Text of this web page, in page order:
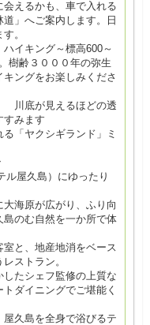
えるかも、車で入れる
」へご案内します。日
。
イキング～標高600～
樹齢３０００年の弥生
ングをお楽しみくださ
川底が見えるほどの透
すみます
「ヤクシギランド」ミ
ル屋久島）にゆったり
海原が広がり、ふり向
島のむ自然を一か所で体
と、地産地消をベース
ストラン。
たシェフ監修の上質な
ダイニングでご堪能く
久島を全身で浴びるテ